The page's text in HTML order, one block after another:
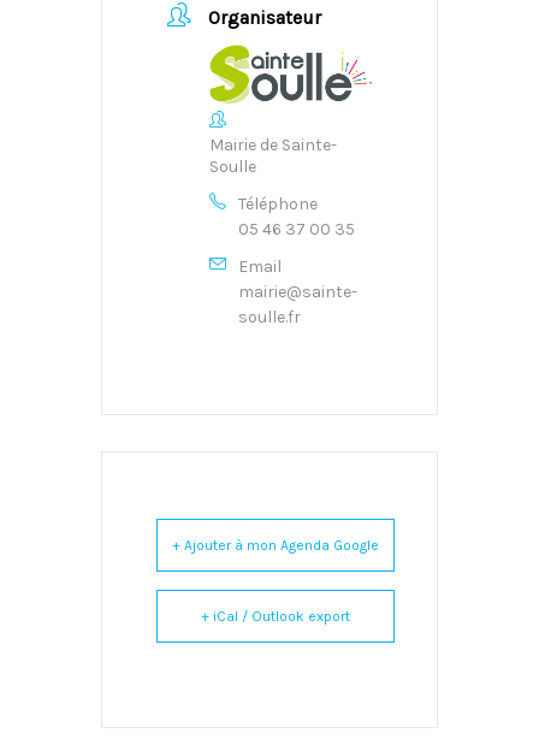
Organisateur
Mairie de Sainte-
Soulle
Téléphone
05 46 37 00 35
Email
mairie@sainte-
soulle.fr
+ Ajouter à mon Agenda Google
+ iCal / Outlook export